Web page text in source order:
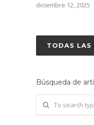
diciembre 12, 2025
TODAS LAS
Búsqueda de